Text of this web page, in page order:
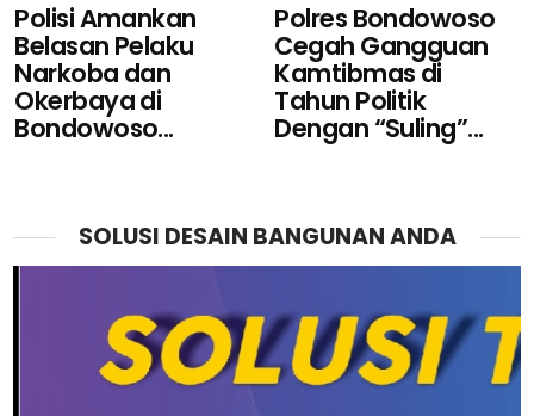
Polisi Amankan
Belasan Pelaku
Narkoba dan
Okerbaya di
Bondowoso...
Polres Bondowoso
Cegah Gangguan
Kamtibmas di
Tahun Politik
Dengan “Suling”...
SOLUSI DESAIN BANGUNAN ANDA